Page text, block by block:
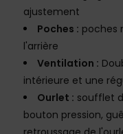
ajustement
Poches : poches
l'arrière
Ventilation :
intérieure et une
Ourlet : soufflet
bouton pression,